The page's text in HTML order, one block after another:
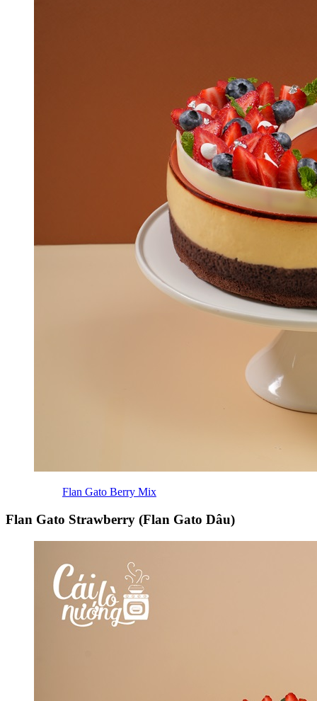
Flan Gato Berry Mix
Flan Gato Strawberry (Flan Gato Dâu)